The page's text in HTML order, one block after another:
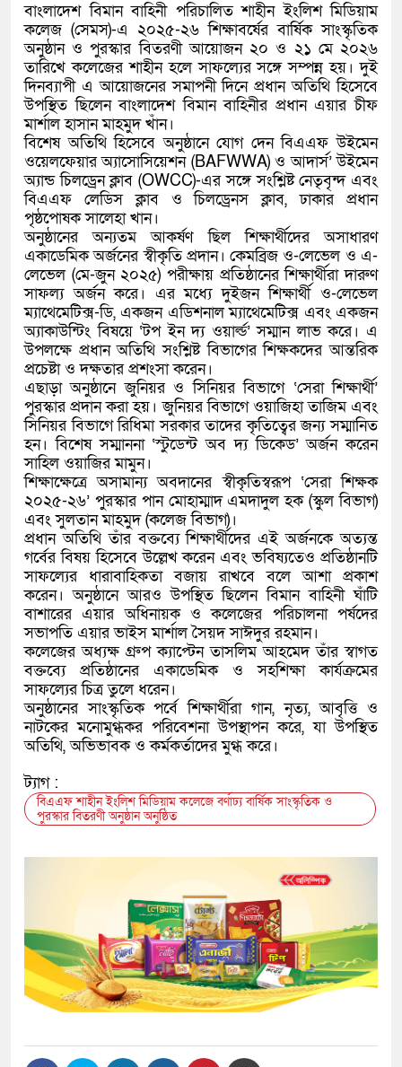
বাংলাদেশ বিমান বাহিনী পরিচালিত শাহীন ইংলিশ মিডিয়াম
কলেজ (সেমস)-এ ২০২৫-২৬ শিক্ষাবর্ষের বার্ষিক সাংস্কৃতিক
অনুষ্ঠান ও পুরস্কার বিতরণী আয়োজন ২০ ও ২১ মে ২০২৬
তারিখে কলেজের শাহীন হলে সাফল্যের সঙ্গে সম্পন্ন হয়। দুই
দিনব্যাপী এ আয়োজনের সমাপনী দিনে প্রধান অতিথি হিসেবে
উপস্থিত ছিলেন বাংলাদেশ বিমান বাহিনীর প্রধান এয়ার চীফ
মার্শাল হাসান মাহমুদ খাঁন।
বিশেষ অতিথি হিসেবে অনুষ্ঠানে যোগ দেন বিএএফ উইমেন
ওয়েলফেয়ার অ্যাসোসিয়েশন (BAFWWA) ও আদার্স’ উইমেন
অ্যান্ড চিলড্রেন ক্লাব (OWCC)-এর সঙ্গে সংশ্লিষ্ট নেতৃবৃন্দ এবং
বিএএফ লেডিস ক্লাব ও চিলড্রেনস ক্লাব, ঢাকার প্রধান
পৃষ্ঠপোষক সালেহা খান।
অনুষ্ঠানের অন্যতম আকর্ষণ ছিল শিক্ষার্থীদের অসাধারণ
একাডেমিক অর্জনের স্বীকৃতি প্রদান। কেমব্রিজ ও-লেভেল ও এ-
লেভেল (মে-জুন ২০২৫) পরীক্ষায় প্রতিষ্ঠানের শিক্ষার্থীরা দারুণ
সাফল্য অর্জন করে। এর মধ্যে দুইজন শিক্ষার্থী ও-লেভেল
ম্যাথেমেটিক্স-ডি, একজন এডিশনাল ম্যাথেমেটিক্স এবং একজন
অ্যাকাউন্টিং বিষয়ে ‘টপ ইন দ্য ওয়ার্ল্ড’ সম্মান লাভ করে। এ
উপলক্ষে প্রধান অতিথি সংশ্লিষ্ট বিভাগের শিক্ষকদের আন্তরিক
প্রচেষ্টা ও দক্ষতার প্রশংসা করেন।
এছাড়া অনুষ্ঠানে জুনিয়র ও সিনিয়র বিভাগে ‘সেরা শিক্ষার্থী’
পুরস্কার প্রদান করা হয়। জুনিয়র বিভাগে ওয়াজিহা তাজিম এবং
সিনিয়র বিভাগে রিধিমা সরকার তাদের কৃতিত্বের জন্য সম্মানিত
হন। বিশেষ সম্মাননা ‘স্টুডেন্ট অব দ্য ডিকেড’ অর্জন করেন
সাহিল ওয়াজির মামুন।
শিক্ষাক্ষেত্রে অসামান্য অবদানের স্বীকৃতিস্বরূপ ‘সেরা শিক্ষক
২০২৫-২৬’ পুরস্কার পান মোহাম্মাদ এমদাদুল হক (স্কুল বিভাগ)
এবং সুলতান মাহমুদ (কলেজ বিভাগ)।
প্রধান অতিথি তাঁর বক্তব্যে শিক্ষার্থীদের এই অর্জনকে অত্যন্ত
গর্বের বিষয় হিসেবে উল্লেখ করেন এবং ভবিষ্যতেও প্রতিষ্ঠানটি
সাফল্যের ধারাবাহিকতা বজায় রাখবে বলে আশা প্রকাশ
করেন। অনুষ্ঠানে আরও উপস্থিত ছিলেন বিমান বাহিনী ঘাঁটি
বাশারের এয়ার অধিনায়ক ও কলেজের পরিচালনা পর্ষদের
সভাপতি এয়ার ভাইস মার্শাল সৈয়দ সাঈদুর রহমান।
কলেজের অধ্যক্ষ গ্রুপ ক্যাপ্টেন তাসলিম আহমেদ তাঁর স্বাগত
বক্তব্যে প্রতিষ্ঠানের একাডেমিক ও সহশিক্ষা কার্যক্রমের
সাফল্যের চিত্র তুলে ধরেন।
অনুষ্ঠানের সাংস্কৃতিক পর্বে শিক্ষার্থীরা গান, নৃত্য, আবৃত্তি ও
নাটকের মনোমুগ্ধকর পরিবেশনা উপস্থাপন করে, যা উপস্থিত
অতিথি, অভিভাবক ও কর্মকর্তাদের মুগ্ধ করে।
ট্যাগ :
বিএএফ শাহীন ইংলিশ মিডিয়াম কলেজে বর্ণাঢ্য বার্ষিক সাংস্কৃতিক ও
পুরস্কার বিতরণী অনুষ্ঠান অনুষ্ঠিত